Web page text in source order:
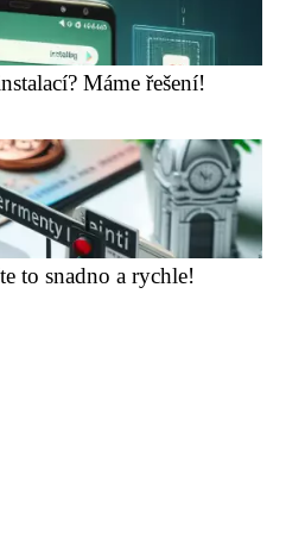
Máme řešení!
to snadno a rychle!